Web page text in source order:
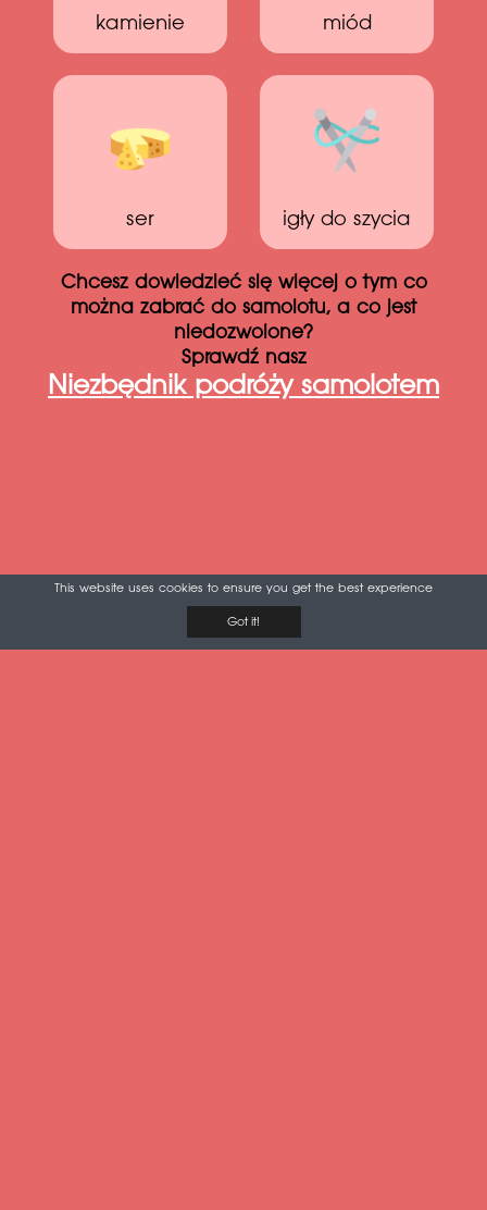
kamienie miód
ser igły do szycia
Chcesz dowiedzieć się więcej o tym co
można zabrać do samolotu, a co jest
niedozwolone?
Sprawdź nasz
Niezbędnik podróży samolotem
This website uses cookies to ensure you get the best experience
Got it!